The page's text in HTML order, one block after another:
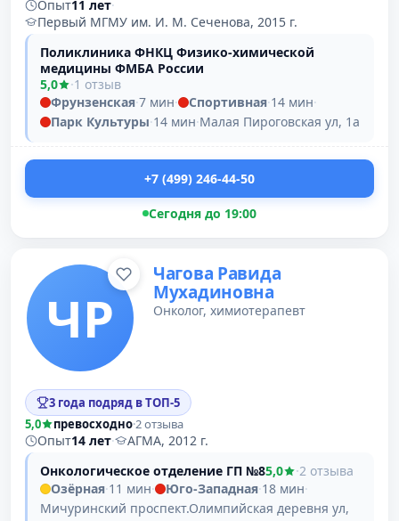
Опыт11 лет·
Первый МГМУ им. И. М. Сеченова, 2015 г.
Поликлиника ФНКЦ Физико-химической
медицины ФМБА России
5,0
·1 отзыв
Фрунзенская·7 мин· Спортивная·14 мин·
Парк Культуры·14 мин·Малая Пироговская ул, 1а
+7 (499) 246-44-50
Сегодня до 19:00
ЧР
Чагова Равида
Мухадиновна
Онколог, химиотерапевт
3 года подряд в ТОП-5
5,0
превосходно·2 отзыва
Опыт14 лет·
АГМА, 2012 г.
Онкологическое отделение ГП №85,0 ·2 отзыва
Озёрная·11 мин· Юго-Западная·18 мин·
Мичуринский проспект.Олимпийская деревня ул,